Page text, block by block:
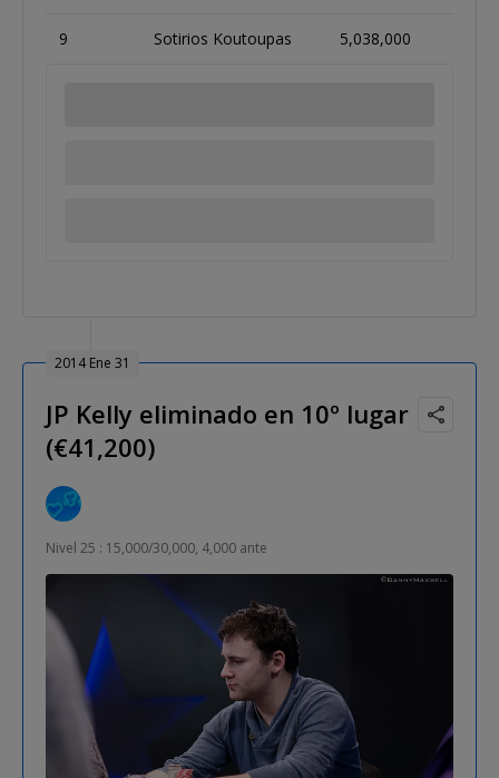
9 Sotirios Koutoupas 5,038,000
2014 Ene 31
JP Kelly eliminado en 10º lugar
(€41,200)
Nivel 25 : 15,000/30,000, 4,000 ante